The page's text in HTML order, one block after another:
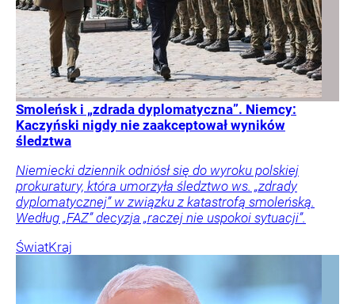
Smoleńsk i „zdrada dyplomatyczna”. Niemcy:
Kaczyński nigdy nie zaakceptował wyników
śledztwa
Niemiecki dziennik odniósł się do wyroku polskiej
prokuratury, która umorzyła śledztwo ws. „zdrady
dyplomatycznej” w związku z katastrofą smoleńską.
Według „FAZ” decyzja „raczej nie uspokoi sytuacji”.
ŚwiatKraj